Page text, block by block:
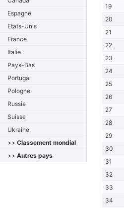
Espagne
Etats-Unis
France
Italie
Pays-Bas
Portugal
Pologne
Russie
Suisse
Ukraine
>> Classement mondial
>> Autres pays
19
20
21
22
23
24
25
26
27
28
29
30
31
32
33
34